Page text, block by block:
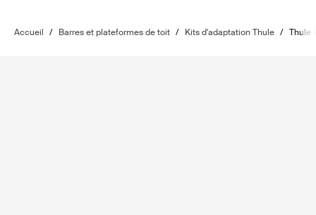
Accueil / Barres et plateformes de toit / Kits d'adaptation Thule / Thule